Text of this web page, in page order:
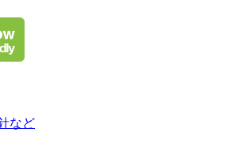
など